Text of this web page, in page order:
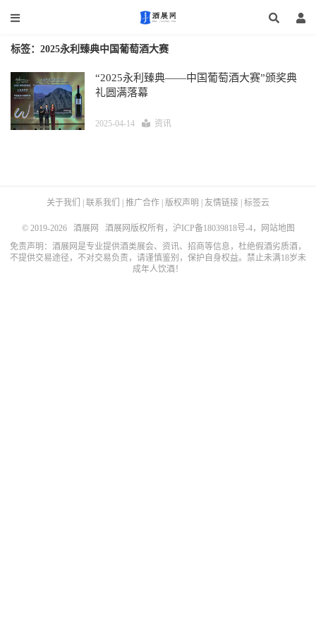
标签：2025永利臻典中国葡萄酒大赛
“2025永利臻典——中国葡萄酒大赛”颁奖典
礼圆满落幕
2025-04-14 资讯
关于我们 联系我们 推广合作 版权声明 友情链接 标签云
© 2019-2026 酒展网 酒展网版权所有， 沪ICP备18039818号-4，
网站地图
免责声明：酒展网是专业提供酒类展会、资讯、招商等信息，杜绝假酒劣质酒，
不提供交易途径，不对交易负责，请谨慎鉴别，保护自身权益。禁止未满18岁未
成年人饮酒！